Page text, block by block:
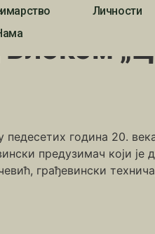
Личности
„Ц“
година 20.
предузимач који
грађевински